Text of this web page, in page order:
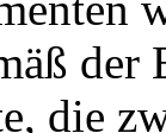
der
die